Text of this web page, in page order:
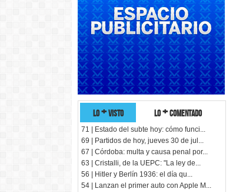
lo + visto lo + comentado
71 | Estado del subte hoy: cómo funci...
69 | Partidos de hoy, jueves 30 de jul...
67 | Córdoba: multa y causa penal por...
63 | Cristalli, de la UEPC: "La ley de...
56 | Hitler y Berlín 1936: el día qu...
54 | Lanzan el primer auto con Apple M...